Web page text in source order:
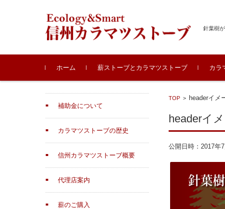
針葉樹
コンテンツに移動
ホーム
薪ストーブとカラマツストーブ カラ
TOP> headerイメ
headerイ
公開日時： 2017年
補助金について
カラマツストーブの歴史
信州カラマツストーブ概要
代理店案内
薪のご購入